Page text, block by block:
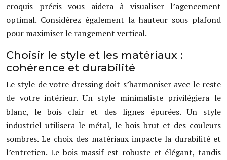
croquis précis vous aidera à visualiser l’agencement
optimal. Considérez également la hauteur sous plafond
pour maximiser le rangement vertical.
Choisir le style et les matériaux :
cohérence et durabilité
Le style de votre dressing doit s’harmoniser avec le reste
de votre intérieur. Un style minimaliste privilégiera le
blanc, le bois clair et des lignes épurées. Un style
industriel utilisera le métal, le bois brut et des couleurs
sombres. Le choix des matériaux impacte la durabilité et
l’entretien. Le bois massif est robuste et élégant, tandis